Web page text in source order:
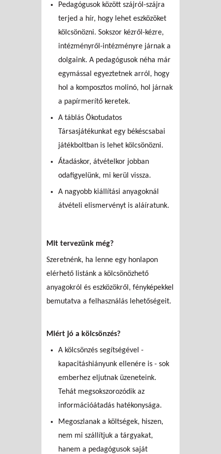
Pedagógusok között szájról-szájra
terjed a hír, hogy lehet eszközöket
kölcsönözni. Sokszor kézről-kézre,
intézményről-intézményre járnak a
dolgaink. A pedagógusok néha már
egymással egyeztetnek arról, hogy
hol a komposztos molinó, hol járnak
a papírmerítő keretek.
A táblás Ökotudatos
Társasjátékunkat egy békéscsabai
játékboltban is lehet kölcsönözni.
Átadáskor, átvételkor jobban
odafigyelünk, mi kerül vissza.
A nagyobb kiállítási anyagoknál
átvételi elismervényt is aláíratunk.
Mit tervezünk még?
Szeretnénk, ha lenne egy honlapon
elérhető listánk a kölcsönözhető
anyagokról és eszközökről, fényképekkel
bemutatva a felhasználás lehetőségeit.
Miért jó a kölcsönzés?
A kölcsönzés segítségével -
kapacitáshiányunk ellenére is - sok
emberhez eljutnak üzeneteink.
Tehát megsokszorozódik az
információátadás hatékonysága.
Megoszlanak a költségek, hiszen,
nem mi szállítjuk a tárgyakat,
hanem a pedagógusok saját